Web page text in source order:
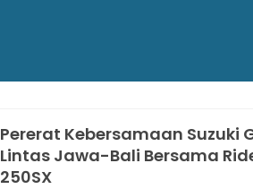
Pererat Kebersamaan Suzuki
Lintas Jawa-Bali Bersama
250SX